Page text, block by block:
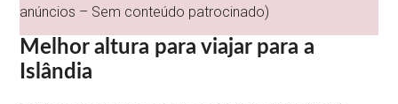
anúncios – Sem conteúdo patrocinado)
Melhor altura para viajar para a
Islândia